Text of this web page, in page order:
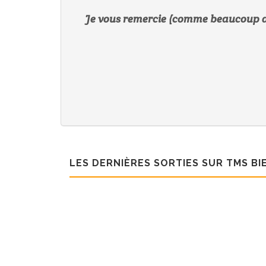
Je vous remercie (comme
LES DERNIÈRES SORTIES SUR TMS